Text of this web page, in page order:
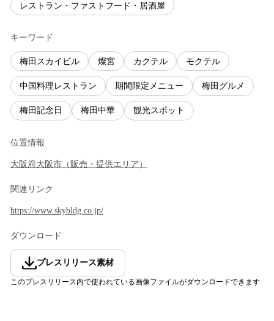
レストラン・ファストフード・居酒屋
キーワード
梅田スカイビル 燦宮 カクテル モクテル
中国料理レストラン 期間限定メニュー 梅田グルメ
梅田記念日 梅田中華 観光スポット
位置情報
大阪府大阪市 （ 販売・提供エリア ）
関連リンク
https://www.skybldg.co.jp/
ダウンロード
プレスリリース素材
このプレスリリース内で使われている画像ファイルがダウンロードできます